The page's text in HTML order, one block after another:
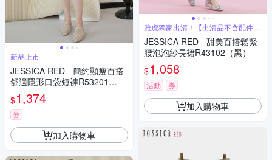
新品上市
JESSICA RED - 簡約顯瘦百搭
舒適隱形口袋短褲R53201
（白）
$1,374
券
加入購物車
雅虎獨家出清！【出清品不含配件腰
帶腰鏈】
JESSICA RED - 甜美百搭鬆緊
腰泡泡紗長裙R43102（黑）
$1,058
活動 券
加入購物車